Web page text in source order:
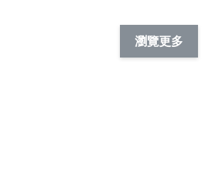
NT$ 19.00
NT$ 66.00
瀏覽更多